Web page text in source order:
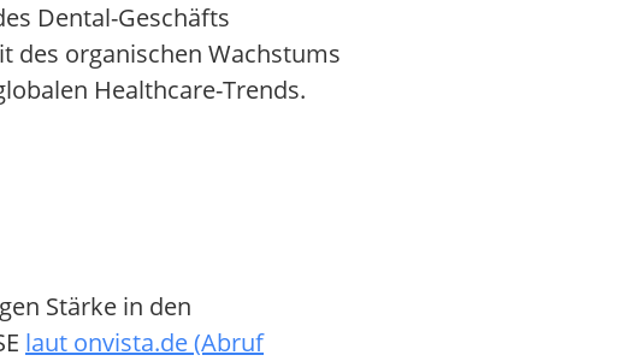
Dental-Geschäfts
des organischen Wachstums
Healthcare-Trends.
Stärke in den
laut onvista.de (Abruf